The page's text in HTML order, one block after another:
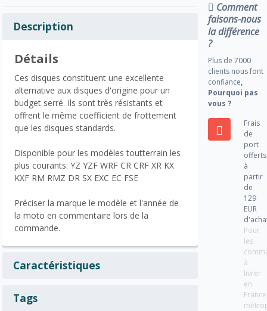
Description
Détails
Ces disques constituent une excellente
alternative aux disques d'origine pour un
budget serré. Ils sont très résistants et
offrent le même coefficient de frottement
que les disques standards.
Disponible pour les modèles toutterrain les
plus courants: YZ YZF WRF CR CRF XR KX
KXF RM RMZ DR SX EXC EC FSE
Préciser la marque le modèle et l'année de
la moto en commentaire lors de la
commande.
Caractéristiques
Tags
Comment
faisons-nous
la différence
?
Plus de 7000
clients nous font
confiance,
Pourquoi pas
vous ?
Frais
de
port
offerts
à
partir
de
129
EUR
Pour
les
à
livrer
en
France